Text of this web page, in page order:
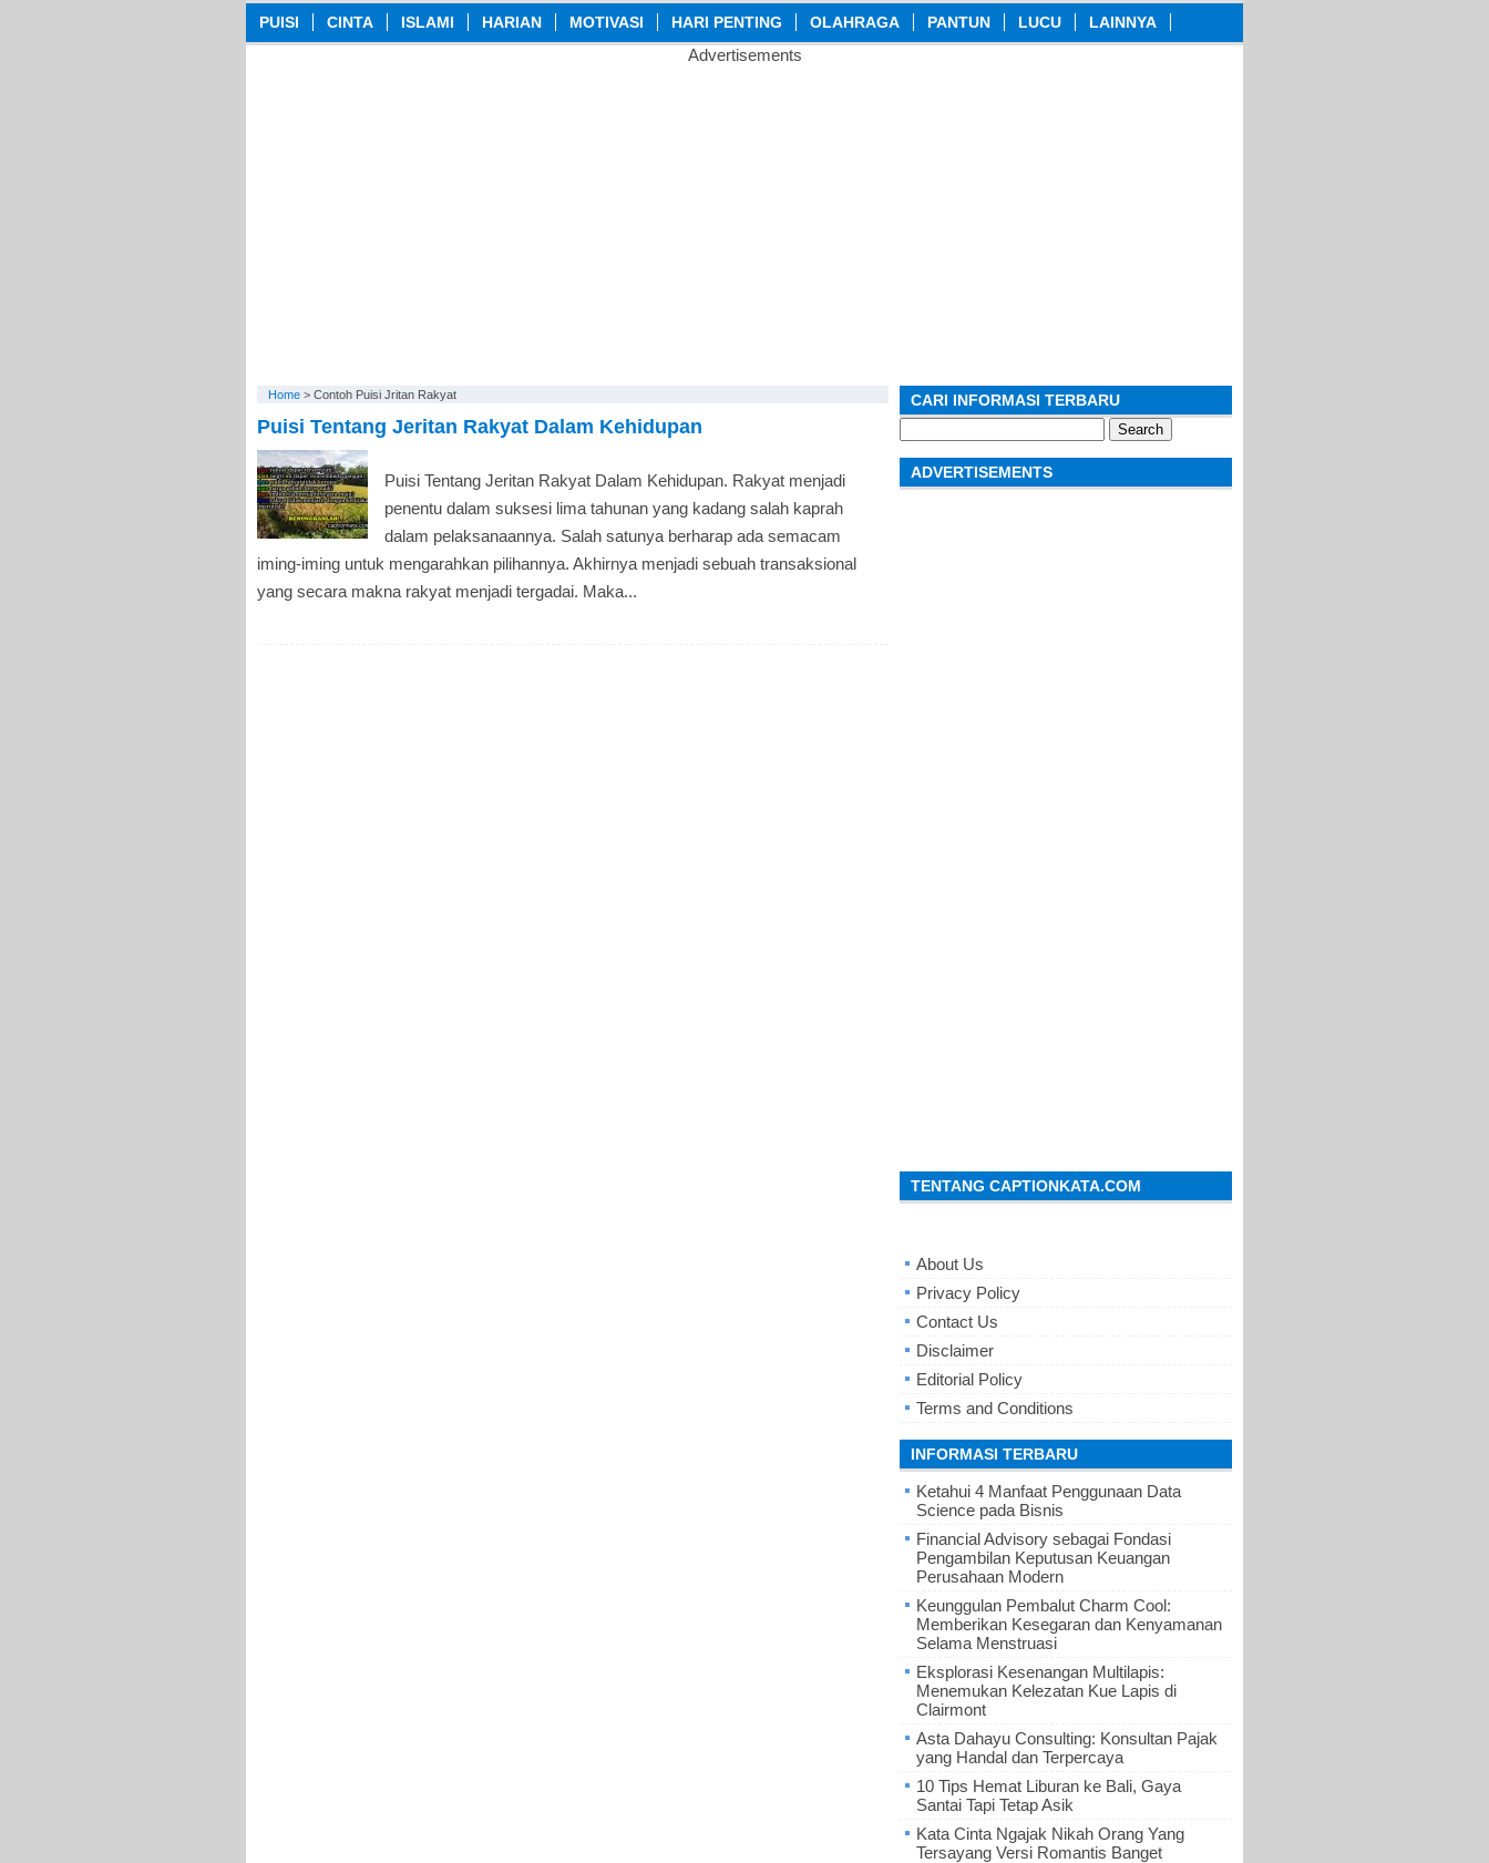
PUISI CINTA ISLAMI HARIAN MOTIVASI HARI PENTING OLAHRAGA PANTUN LUCU LAINNYA
Advertisements
Home > Contoh Puisi Jritan Rakyat
Puisi Tentang Jeritan Rakyat Dalam Kehidupan
Puisi Tentang Jeritan Rakyat Dalam Kehidupan. Rakyat menjadi
penentu dalam suksesi lima tahunan yang kadang salah kaprah
dalam pelaksanaannya. Salah satunya berharap ada semacam
iming-iming untuk mengarahkan pilihannya. Akhirnya menjadi sebuah transaksional
yang secara makna rakyat menjadi tergadai. Maka...
CARI INFORMASI TERBARU
for:
ADVERTISEMENTS
TENTANG CAPTIONKATA.COM
About Us
Privacy Policy
Contact Us
Disclaimer
Editorial Policy
Terms and Conditions
INFORMASI TERBARU
Ketahui 4 Manfaat Penggunaan Data
Science pada Bisnis
Financial Advisory sebagai Fondasi
Pengambilan Keputusan Keuangan
Perusahaan Modern
Keunggulan Pembalut Charm Cool:
Memberikan Kesegaran dan Kenyamanan
Selama Menstruasi
Eksplorasi Kesenangan Multilapis:
Menemukan Kelezatan Kue Lapis di
Clairmont
Asta Dahayu Consulting: Konsultan Pajak
yang Handal dan Terpercaya
10 Tips Hemat Liburan ke Bali, Gaya
Santai Tapi Tetap Asik
Kata Cinta Ngajak Nikah Orang Yang
Tersayang Versi Romantis Banget